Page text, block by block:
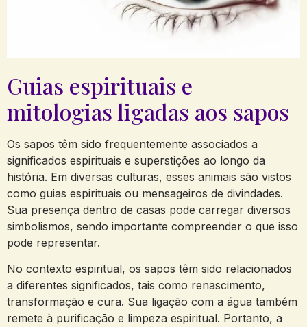
Guias espirituais e
mitologias ligadas aos sapos
Os sapos têm sido frequentemente associados a
significados espirituais e superstições⁢ ao longo da
história. Em diversas culturas, esses animais ⁢são‍ vistos
como guias ⁤espirituais ou⁤ mensageiros⁤ de ⁢divindades.
Sua presença dentro de casas pode carregar diversos
simbolismos, sendo importante compreender o que isso
pode representar.
No contexto espiritual, os sapos têm sido relacionados
a diferentes significados, tais como renascimento,
transformação e ⁢cura. Sua ligação⁣ com a água também
‌remete à purificação e limpeza espiritual. Portanto, a